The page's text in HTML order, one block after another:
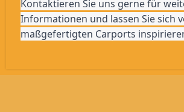
Kontaktieren Sie uns gerne für
Informationen und lassen Sie sich
maßgefertigten Carports